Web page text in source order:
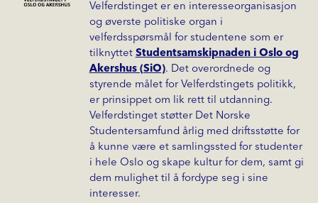
Velferdstinget er en interesseorganisasjon
og øverste politiske organ i
velferdsspørsmål for studentene som er
tilknyttet Studentsamskipnaden i Oslo og
Akershus (SiO). Det overordnede og
styrende målet for Velferdstingets politikk,
er prinsippet om lik rett til utdanning.
Velferdstinget støtter Det Norske
Studentersamfund årlig med driftsstøtte for
å kunne være et samlingssted for studenter
i hele Oslo og skape kultur for dem, samt gi
dem mulighet til å fordype seg i sine
interesser.